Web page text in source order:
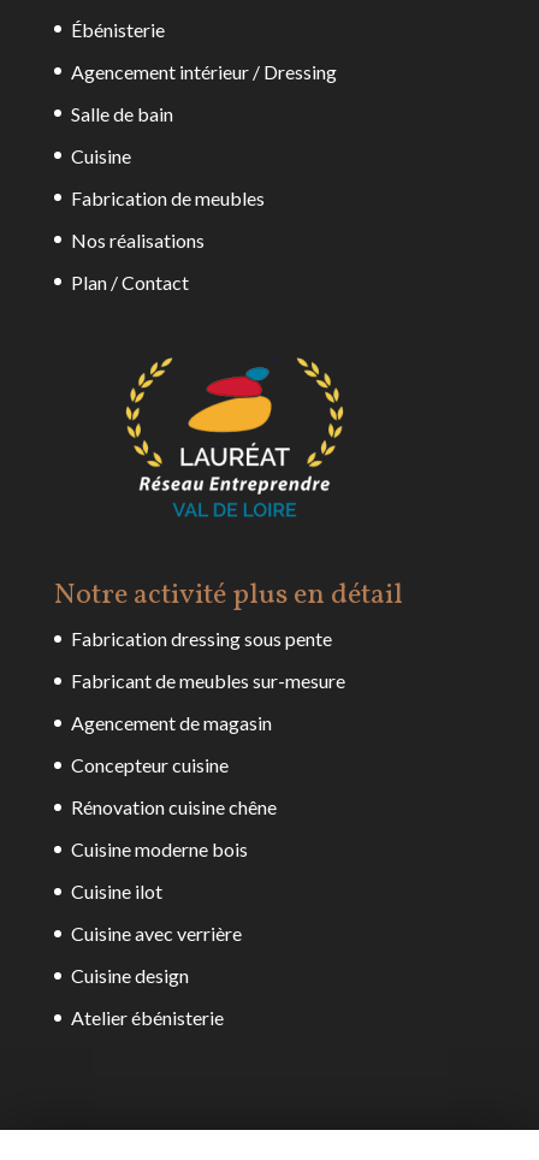
Ébénisterie
Agencement intérieur / Dressing
Salle de bain
Cuisine
Fabrication de meubles
Nos réalisations
Plan / Contact
Notre activité plus en détail
Fabrication dressing sous pente
Fabricant de meubles sur-mesure
Agencement de magasin
Concepteur cuisine
Rénovation cuisine chêne
Cuisine moderne bois
Cuisine ilot
Cuisine avec verrière
Cuisine design
Atelier ébénisterie